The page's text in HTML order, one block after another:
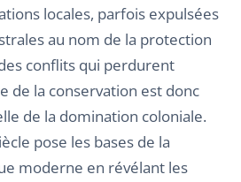
locales, parfois expulsées
au nom de la protection
conflits qui perdurent
de la conservation est donc
de la domination coloniale.
pose les bases de la
moderne en révélant les